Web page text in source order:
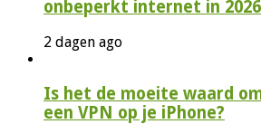
onbeperkt internet in 2026
2 dagen ago
Is het de moeite waard
een VPN op je iPhone?